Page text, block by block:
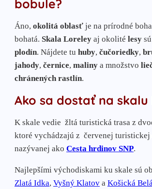
bobule?
Áno, okolitá oblasť je na prírodné
bohatá. Skala Loreley aj okolité lesy
plodín. Nájdete tu huby, čučoriedky,
jahody, černice, maliny a množstvo
chránených rastlín.
Ako sa dostať na skalu
K skale vedie žltá turistická trasa z
ktoré vychádzajú z červenej turistickej
nazývanej ako Cesta hrdinov SNP.
Najlepšími východiskami ku skale sú
Zlatá Idka, Vyšný Klatov a Košická